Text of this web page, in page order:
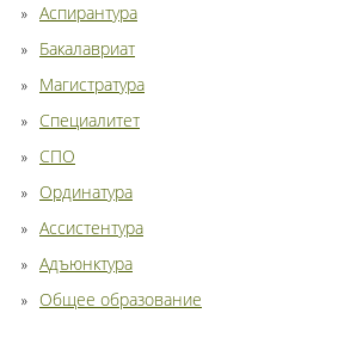
Аспирантура
Бакалавриат
Магистратура
Специалитет
СПО
Ординатура
Ассистентура
Адъюнктура
Общее образование